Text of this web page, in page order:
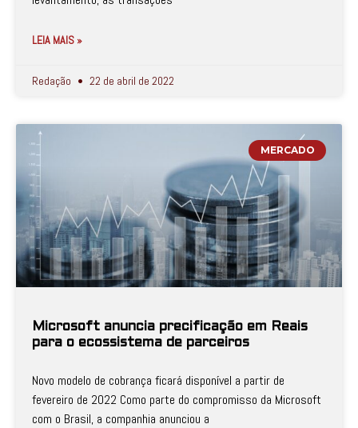
LEIA MAIS »
Redação 22 de abril de 2022
MERCADO
Microsoft anuncia precificação em Reais
para o ecossistema de parceiros
Novo modelo de cobrança ficará disponível a partir de
fevereiro de 2022 Como parte do compromisso da Microsoft
com o Brasil, a companhia anunciou a